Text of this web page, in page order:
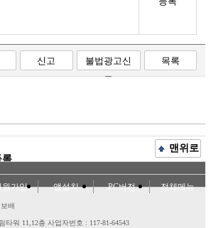
신고
불법광고신
고
목록
록
맨위로
원가입 앱설치 PC버전 전체메뉴
배
타워 11,12층 사업자번호 : 117-81-64543